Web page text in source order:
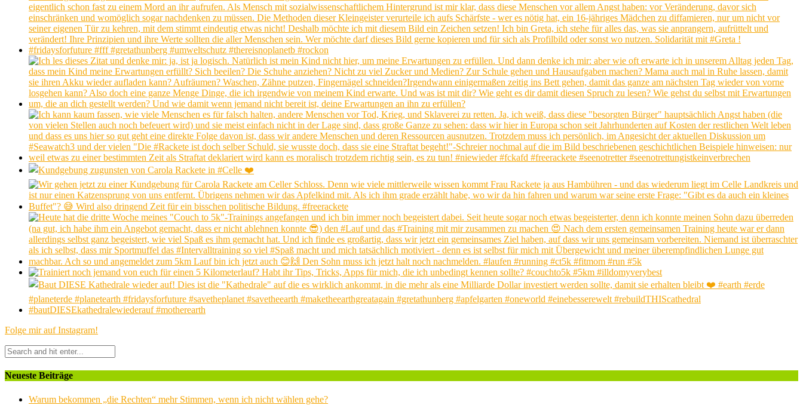
Folge mir auf Instagram!
Neueste Beiträge
Warum bekommen „die Rechten“ mehr Stimmen, wenn ich nicht wählen gehe?